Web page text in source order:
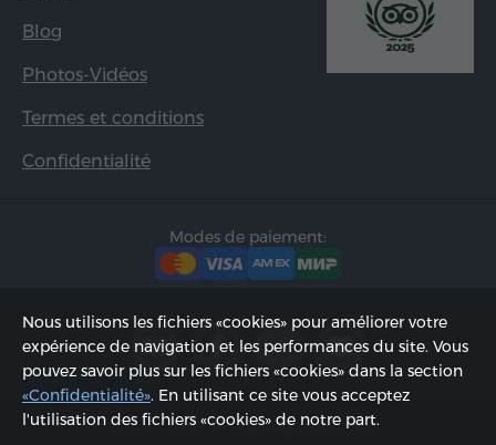
Blog
Photos-Vidéos
Termes et conditions
Confidentialité
Modes de paiement:
2002 - 2026, © «Hyur Service» SARL;
Nous utilisons les fichiers «cookies» pour améliorer votre
expérience de navigation et les performances du site. Vous
pouvez savoir plus sur les fichiers «cookies» dans la section
«Confidentialité». En utilisant ce site vous acceptez
l'utilisation des fichiers «cookies» de notre part.